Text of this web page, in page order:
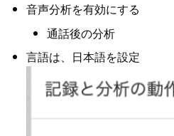
音声分析を有効にする
通話後の分析
言語は、日本語を設定